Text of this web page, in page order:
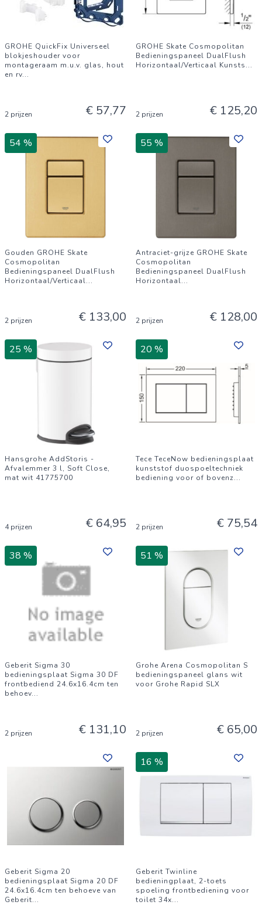
GROHE QuickFix Universeel
blokjeshouder voor
montageraam m.u.v. glas, hout
en rv...
2 prijzen € 57,77
GROHE Skate Cosmopolitan
Bedieningspaneel DualFlush
Horizontaal/Verticaal Kunsts...
2 prijzen € 125,20
54 %
Gouden GROHE Skate
Cosmopolitan
Bedieningspaneel DualFlush
Horizontaal/Verticaal...
2 prijzen € 133,00
55 %
Antraciet-grijze GROHE Skate
Cosmopolitan
Bedieningspaneel DualFlush
Horizontaal...
2 prijzen € 128,00
25 %
Hansgrohe AddStoris -
Afvalemmer 3 l, Soft Close,
mat wit 41775700
4 prijzen € 64,95
20 %
Tece TeceNow bedieningsplaat
kunststof duospoeltechniek
bediening voor of bovenz...
2 prijzen € 75,54
38 %
Geberit Sigma 30
bedieningsplaat Sigma 30 DF
frontbediend 24.6x16.4cm ten
behoev...
2 prijzen € 131,10
51 %
Grohe Arena Cosmopolitan S
bedieningspaneel glans wit
voor Grohe Rapid SLX
2 prijzen € 65,00
Geberit Sigma 20
bedieningsplaat Sigma 20 DF
24.6x16.4cm ten behoeve van
Geberit...
16 %
Geberit Twinline
bedieningplaat, 2-toets
spoeling frontbediening voor
toilet 34x...